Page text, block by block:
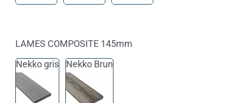
LAMES COMPOSITE 145mm
Nekko gris
Nekko Brun